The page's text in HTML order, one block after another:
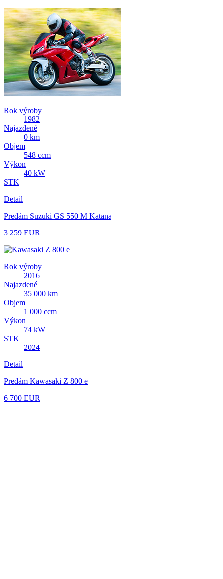
Rok výroby
1982
Najazdené
0 km
Objem
548 ccm
Výkon
40 kW
STK
Detail
Predám Suzuki GS 550 M Katana
3 259 EUR
Rok výroby
2016
Najazdené
35 000 km
Objem
1 000 ccm
Výkon
74 kW
STK
2024
Detail
Predám Kawasaki Z 800 e
6 700 EUR